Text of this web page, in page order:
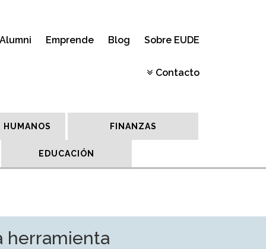
Alumni Emprende Blog Sobre EUDE
Contacto
HUMANOS FINANZAS
EDUCACIÓN
herramienta